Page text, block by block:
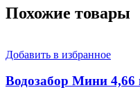
Похожие товары
Добавить в избранное
Водозабор Мини 4,66